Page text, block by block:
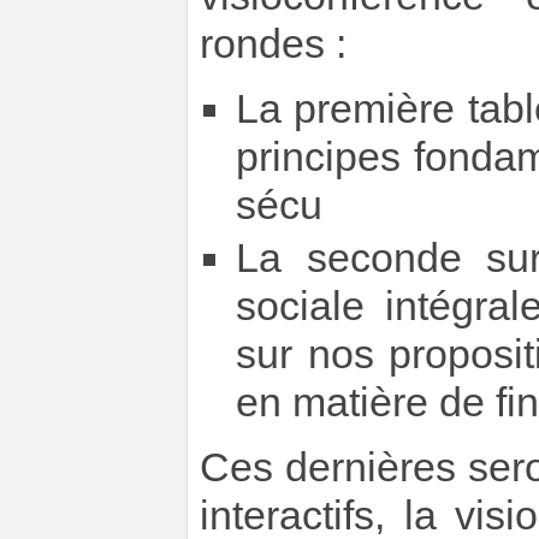
rondes :
La première
principes
sécu
La seconde
sociale
sur nos
en matière de
Ces dernières
interactifs, la